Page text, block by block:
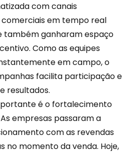
com canais
em tempo real
também ganharam espaço
Como as equipes
em campo, o
facilita participação e
resultados.
é o fortalecimento
empresas passaram a
com as revendas
no momento da venda. Hoje,